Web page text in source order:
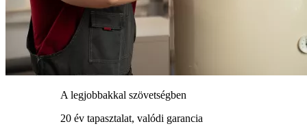
A legjobbakkal szövetségben
20 év tapasztalat, valódi garancia